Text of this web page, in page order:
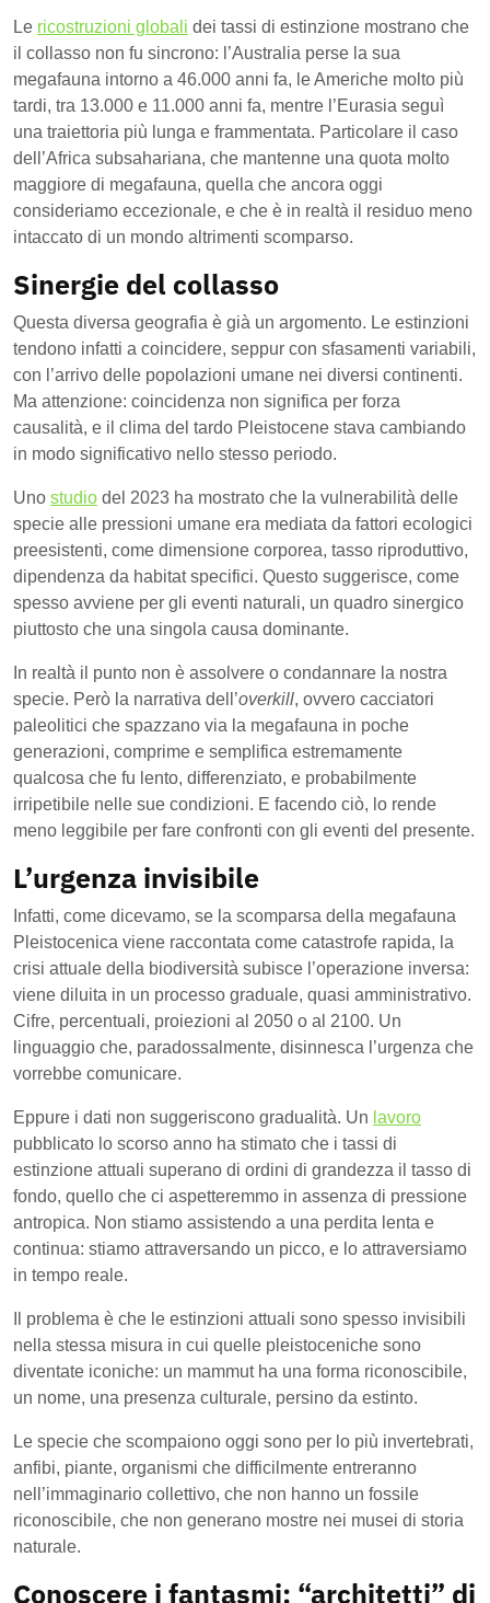
Le ricostruzioni globali dei tassi di estinzione mostrano che
il collasso non fu sincrono: l’Australia perse la sua
megafauna intorno a 46.000 anni fa, le Americhe molto più
tardi, tra 13.000 e 11.000 anni fa, mentre l’Eurasia seguì
una traiettoria più lunga e frammentata. Particolare il caso
dell’Africa subsahariana, che mantenne una quota molto
maggiore di megafauna, quella che ancora oggi
consideriamo eccezionale, e che è in realtà il residuo meno
intaccato di un mondo altrimenti scomparso.
Sinergie del collasso
Questa diversa geografia è già un argomento. Le estinzioni
tendono infatti a coincidere, seppur con sfasamenti variabili,
con l’arrivo delle popolazioni umane nei diversi continenti.
Ma attenzione: coincidenza non significa per forza
causalità, e il clima del tardo Pleistocene stava cambiando
in modo significativo nello stesso periodo.
Uno studio del 2023 ha mostrato che la vulnerabilità delle
specie alle pressioni umane era mediata da fattori ecologici
preesistenti, come dimensione corporea, tasso riproduttivo,
dipendenza da habitat specifici. Questo suggerisce, come
spesso avviene per gli eventi naturali, un quadro sinergico
piuttosto che una singola causa dominante.
In realtà il punto non è assolvere o condannare la nostra
specie. Però la narrativa dell’overkill, ovvero cacciatori
paleolitici che spazzano via la megafauna in poche
generazioni, comprime e semplifica estremamente
qualcosa che fu lento, differenziato, e probabilmente
irripetibile nelle sue condizioni. E facendo ciò, lo rende
meno leggibile per fare confronti con gli eventi del presente.
L’urgenza invisibile
Infatti, come dicevamo, se la scomparsa della megafauna
Pleistocenica viene raccontata come catastrofe rapida, la
crisi attuale della biodiversità subisce l’operazione inversa:
viene diluita in un processo graduale, quasi amministrativo.
Cifre, percentuali, proiezioni al 2050 o al 2100. Un
linguaggio che, paradossalmente, disinnesca l’urgenza che
vorrebbe comunicare.
Eppure i dati non suggeriscono gradualità. Un lavoro
pubblicato lo scorso anno ha stimato che i tassi di
estinzione attuali superano di ordini di grandezza il tasso di
fondo, quello che ci aspetteremmo in assenza di pressione
antropica. Non stiamo assistendo a una perdita lenta e
continua: stiamo attraversando un picco, e lo attraversiamo
in tempo reale.
Il problema è che le estinzioni attuali sono spesso invisibili
nella stessa misura in cui quelle pleistoceniche sono
diventate iconiche: un mammut ha una forma riconoscibile,
un nome, una presenza culturale, persino da estinto.
Le specie che scompaiono oggi sono per lo più invertebrati,
anfibi, piante, organismi che difficilmente entreranno
nell’immaginario collettivo, che non hanno un fossile
riconoscibile, che non generano mostre nei musei di storia
naturale.
Conoscere i fantasmi: “architetti” di